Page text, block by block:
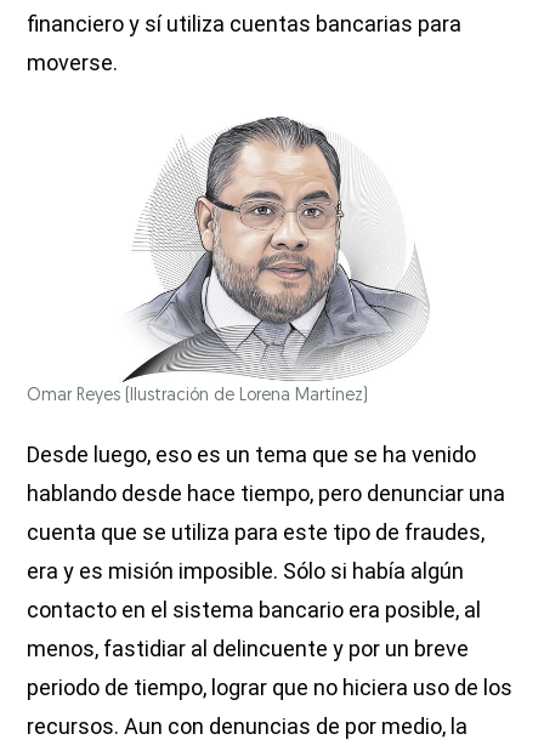
financiero y sí utiliza cuentas bancarias para
moverse.
Omar Reyes (Ilustración de Lorena Martínez)
Desde luego, eso es un tema que se ha venido
hablando desde hace tiempo, pero denunciar una
cuenta que se utiliza para este tipo de fraudes,
era y es misión imposible. Sólo si había algún
contacto en el sistema bancario era posible, al
menos, fastidiar al delincuente y por un breve
periodo de tiempo, lograr que no hiciera uso de los
recursos. Aun con denuncias de por medio, la